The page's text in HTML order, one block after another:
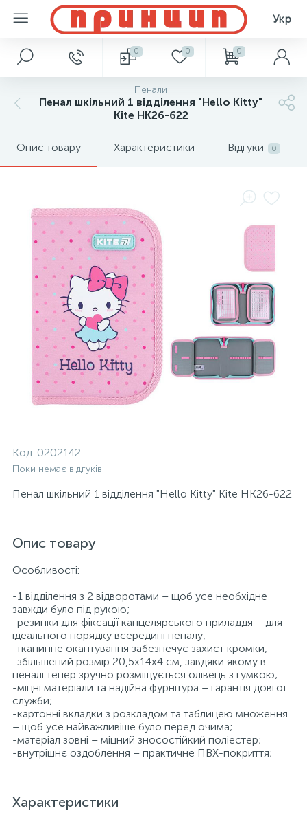
Укр
0 0 0
Пенали
Пенал шкільний 1 відділення "Hello Kitty"
Kite HK26-622
Опис товару Характеристики Відгуки 0
Код: 0202142
Поки немає відгуків
Пенал шкільний 1 відділення "Hello Kitty" Kite HK26-622
Опис товару
Особливості:
-1 відділення з 2 відворотами – щоб усе необхідне
завжди було під рукою;
-резинки для фіксації канцелярського приладдя – для
ідеального порядку всередині пеналу;
-тканинне окантування забезпечує захист кромки;
-збільшений розмір 20,5x14x4 см, завдяки якому в
пеналі тепер зручно розміщується олівець з гумкою;
-міцні матеріали та надійна фурнітура – гарантія довгої
служби;
-картонні вкладки з розкладом та таблицею множення
– щоб усе найважливіше було перед очима;
-матеріал зовні – міцний зносостійкий поліестер;
-внутрішнє оздоблення – практичне ПВХ-покриття;
Характеристики